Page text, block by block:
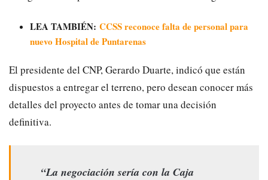
LEA TAMBIÉN: CCSS reconoce falta de personal para
nuevo Hospital de Puntarenas
El presidente del CNP, Gerardo Duarte, indicó que están
dispuestos a entregar el terreno, pero desean conocer más
detalles del proyecto antes de tomar una decisión
definitiva.
“La negociación sería con la Caja